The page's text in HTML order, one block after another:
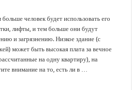
День России
й юбилейный молодежный форум «Регион 93»
человек будет использовать его
лифты, и тем больше они будут
и загрязнению. Низкое здание (с
может быть высокая плата за вечное
на одну квартиру), на
внимание на то, есть ли в …